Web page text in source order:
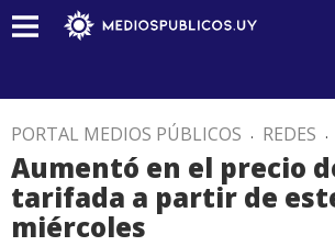
PORTAL MEDIOS PÚBLICOS . REDES .
Aumentó en el precio
tarifada a partir de
miércoles